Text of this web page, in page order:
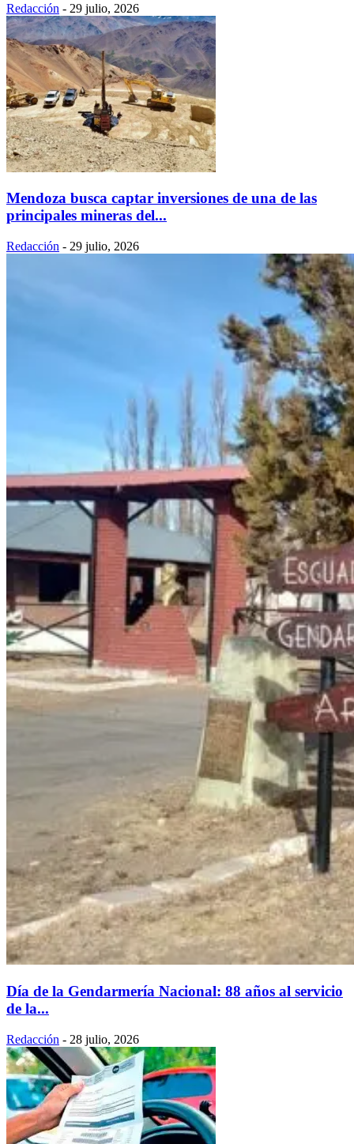
Redacción - 29 julio, 2026
Mendoza busca captar inversiones de una de las
principales mineras del...
Redacción - 29 julio, 2026
Día de la Gendarmería Nacional: 88 años al servicio
de la...
Redacción - 28 julio, 2026